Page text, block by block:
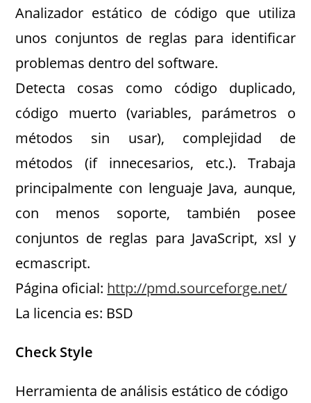
Analizador estático de código que utiliza
unos conjuntos de reglas para identificar
problemas dentro del software.
Detecta cosas como código duplicado,
código muerto (variables, parámetros o
métodos sin usar), complejidad de
métodos (if innecesarios, etc.). Trabaja
principalmente con lenguaje Java, aunque,
con menos soporte, también posee
conjuntos de reglas para JavaScript, xsl y
ecmascript.
Página oficial: http://pmd.sourceforge.net/
La licencia es: BSD
Check Style
Herramienta de análisis estático de código